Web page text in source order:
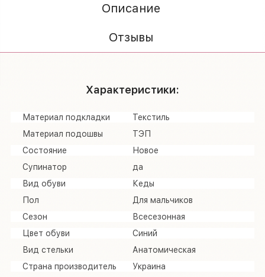
Описание
Отзывы
Характеристики:
Материал подкладки
Текстиль
Материал подошвы
ТЭП
Состояние
Новое
Супинатор
да
Вид обуви
Кеды
Пол
Для мальчиков
Сезон
Всесезонная
Цвет обуви
Синий
Вид стельки
Анатомическая
Страна производитель
Украина